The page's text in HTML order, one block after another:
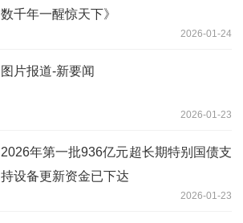
数千年一醒惊天下》
2026-01-24
图片报道-新要闻
2026-01-23
2026年第一批936亿元超长期特别国债支
持设备更新资金已下达
2026-01-23